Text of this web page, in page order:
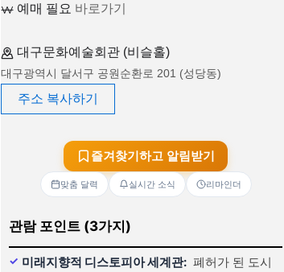
예매 필요 바로가기
대구문화예술회관 (비슬홀)
대구광역시 달서구 공원순환로 201 (성당동)
주소 복사하기
즐겨찾기하고 알림받기
맞춤 달력 실시간 소식 리마인더
관람 포인트 (3가지)
미래지향적 디스토피아 세계관: 폐허가 된 도시